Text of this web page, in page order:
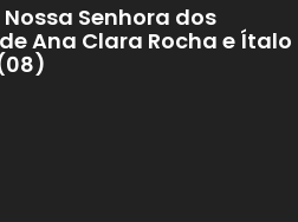
Senhora dos
Ana Clara Rocha e Ítalo